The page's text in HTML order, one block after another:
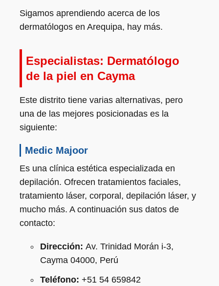
Sigamos aprendiendo acerca de los
dermatólogos en Arequipa, hay más.
Especialistas: Dermatólogo
de la piel en Cayma
Este distrito tiene varias alternativas, pero
una de las mejores posicionadas es la
siguiente:
Medic Majoor
Es una clínica estética especializada en
depilación. Ofrecen tratamientos faciales,
tratamiento láser, corporal, depilación láser, y
mucho más. A continuación sus datos de
contacto:
Dirección: Av. Trinidad Morán i-3,
Cayma 04000, Perú
Teléfono: +51 54 659842